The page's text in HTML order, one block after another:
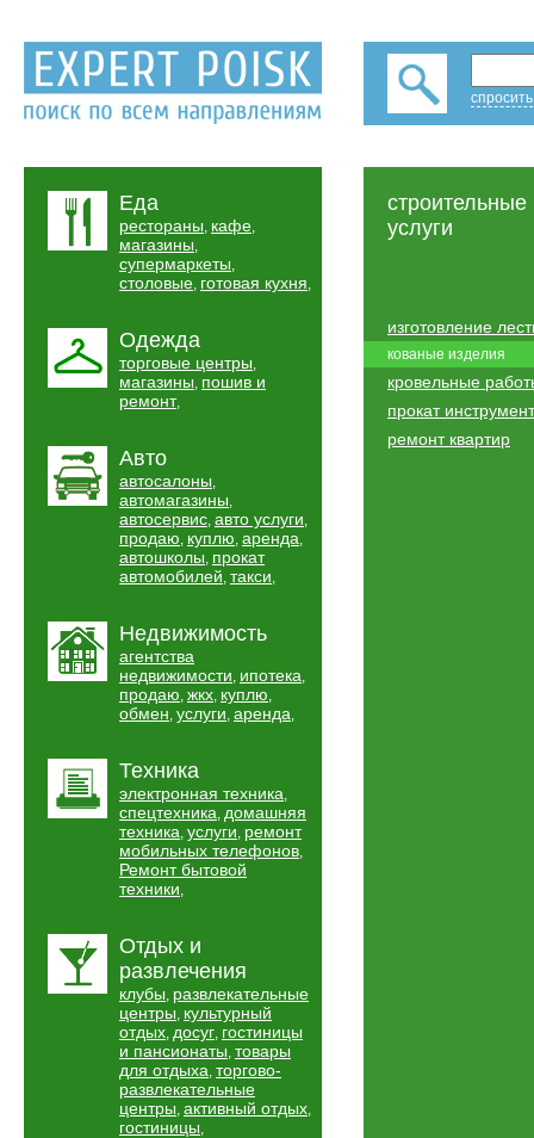
Еда
рестораны, кафе,
магазины,
супермаркеты,
столовые, готовая кухня,
Одежда
торговые центры,
магазины, пошив и
ремонт,
Авто
автосалоны,
автомагазины,
автосервис, авто услуги,
продаю, куплю, аренда,
автошколы, прокат
автомобилей, такси,
Недвижимость
агентства
недвижимости, ипотека,
продаю, жкх, куплю,
обмен, услуги, аренда,
Техника
электронная техника,
спецтехника, домашняя
техника, услуги, ремонт
мобильных телефонов,
Ремонт бытовой
техники,
Отдых и
развлечения
клубы, развлекательные
центры, культурный
отдых, досуг, гостиницы
и пансионаты, товары
для отдыха, торгово-
развлекательные
центры, активный отдых,
гостиницы,
строительные
услуги
изготовление
кованые изделия
кровельные
прокат
ремонт квартир